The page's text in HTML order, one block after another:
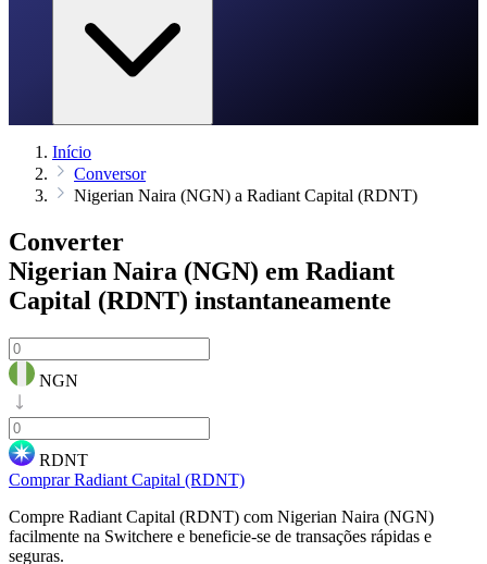
Início
Conversor
Nigerian Naira (NGN) a Radiant Capital (RDNT)
Converter
Nigerian Naira (NGN) em Radiant
Capital (RDNT) instantaneamente
NGN
RDNT
Comprar Radiant Capital (RDNT)
Compre Radiant Capital (RDNT) com Nigerian Naira (NGN)
facilmente na Switchere e beneficie-se de transações rápidas e
seguras.